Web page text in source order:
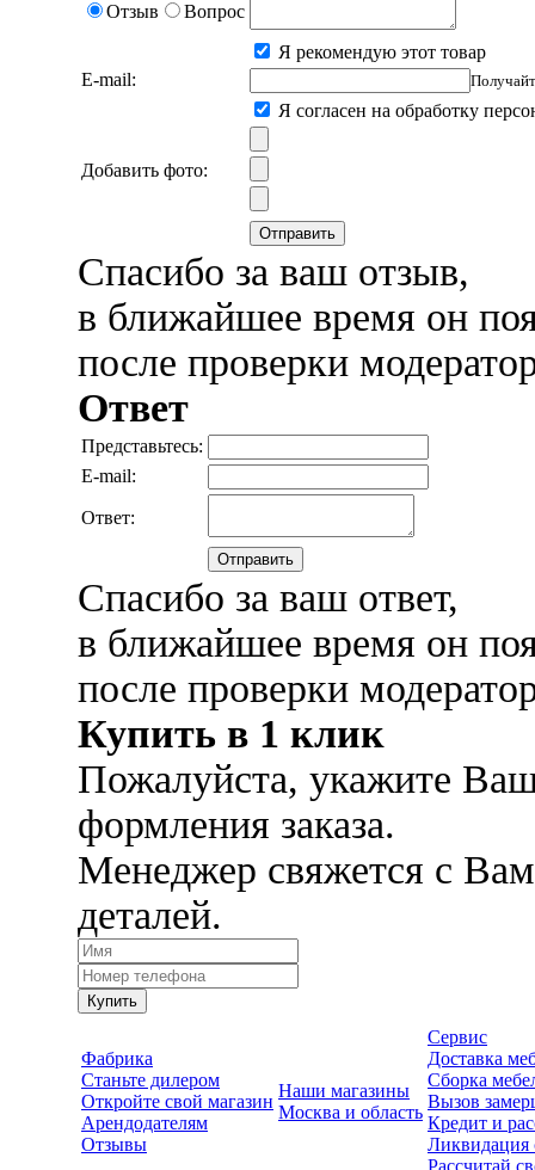
Отзыв
Вопрос
Я рекомендую этот товар
E-mail:
Я согласен на обработку
Добавить фото:
Отправить
Спасибо за ваш отзыв,
в ближайшее время он
после проверки
Ответ
Представьтесь:
E-mail:
Ответ:
Отправить
Спасибо за ваш ответ,
в ближайшее время он
после проверки
Купить в 1 клик
Пожалуйста, укажите
формления заказа.
Менеджер свяжется с
деталей.
Купить
Фабрика
Станьте дилером
Откройте свой магазин
Арендодателям
Отзывы
Наши магазины
Москва и область
Сервис
Доставка
Сборка
Вызов
Кредит и
Ликвидация
Рассчитай